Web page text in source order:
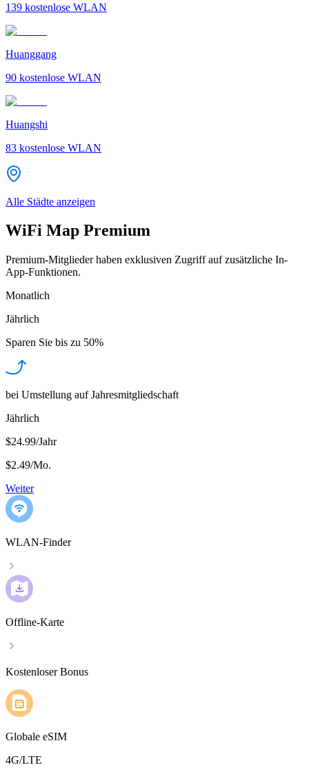
139 kostenlose WLAN
Huanggang
90 kostenlose WLAN
Huangshi
83 kostenlose WLAN
Alle Städte anzeigen
WiFi Map Premium
Premium-Mitglieder haben exklusiven Zugriff auf zusätzliche In-
App-Funktionen.
Monatlich
Jährlich
Sparen Sie bis zu 50%
bei Umstellung auf Jahresmitgliedschaft
Jährlich
$24.99/Jahr
$2.49/Mo.
Weiter
WLAN-Finder
Offline-Karte
Kostenloser Bonus
Globale eSIM
4G/LTE